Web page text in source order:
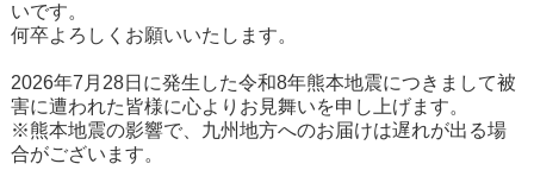
いです。
何卒よろしくお願いいたします。
2026年7月28日に発生した令和8年熊本地震につきまして被
害に遭われた皆様に心よりお見舞いを申し上げます。
※熊本地震の影響で、九州地方へのお届けは遅れが出る場
合がございます。